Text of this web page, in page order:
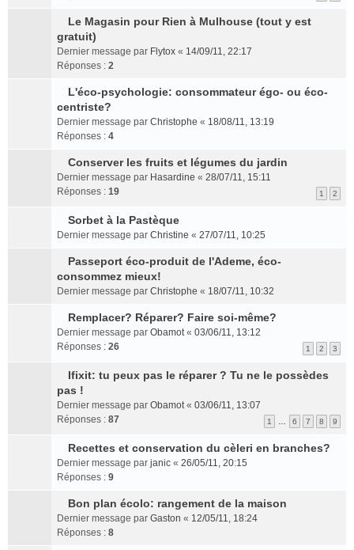
c
t
u
é
e
n
t
u
p
u
é
e
n
t
e
n
u
p
u
s
r
c
e
a
e
n
o
n
u
l
e
u
é
c
n
t
l
e
m
s
s
a
g
n
o
n
u
l
p
l
u
é
c
n
t
u
e
e
s
a
g
n
o
u
l
p
l
u
é
c
e
C
o
n
u
l
t
e
e
m
s
s
g
e
n
n
l
u
e
p
l
u
é
c
n
t
Le Magasin pour Rien à Mulhouse (tout y est
gratuit)
Dernier message par Flytox « 14/09/11, 22:17
Réponses : 2
C
o
n
u
l
t
l
m
e
s
a
g
e
o
n
l
u
e
p
l
s
r
é
L'éco-psychologie: consommateur égo- ou éco-
centriste?
Dernier message par Christophe « 18/08/11, 13:19
Réponses : 4
C
o
s
u
e
r
e
m
e
s
a
g
e
o
n
l
e
p
Conserver les fruits et légumes du jardin
Dernier message par Hasardine « 28/07/11, 15:11
Réponses : 19 1 2
C
n
s
u
e
r
e
m
e
s
a
g
e
o
n
l
Sorbet à la Pastèque
Dernier message par Christine « 27/07/11, 10:25
C
o
s
u
l
e
r
l
e
e
s
g
e
n
Passeport éco-produit de l'Ademe, éco-
consommez mieux!
Dernier message par Christophe « 18/07/11, 10:32
C
o
s
t
e
m
e
s
s
Remplacer? Réparer? Faire soi-même?
Dernier message par Obamot« 03/06/11, 13:12
Réponses : 26 1 2 3
C
o
n
u
t
l
e
Ifixit: tu peux pas le réparer ? Tu ne le possèdes
pas !
Dernier message par Obamot« 03/06/11, 13:07
Réponses : 87 1 6 7 8 9
C
o
s
u
l
Recettes et conservation du cèleri en branches?
Dernier message par janic « 26/05/11, 20:15
Réponses : 9
C
o
Bon plan écolo: rangement de la maison
Dernier message par Gaston « 12/05/11, 18:24
Réponses : 8